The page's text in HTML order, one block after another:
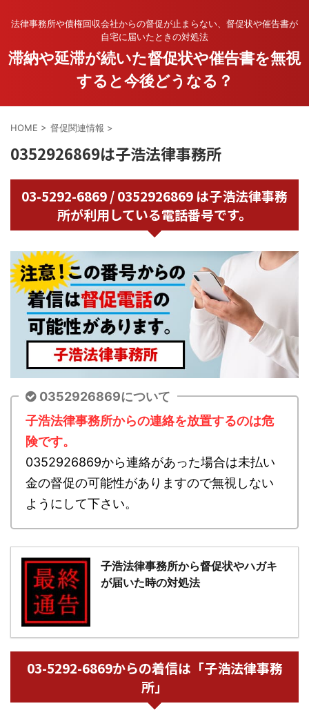
法律事務所や債権回収会社からの督促が止まらない、督促状や催告書が
自宅に届いたときの対処法
滞納や延滞が続いた督促状や催告書を無視
すると今後どうなる？
HOME > 督促関連情報 >
0352926869は子浩法律事務所
03-5292-6869 / 0352926869 は子浩法律事務
所が利用している電話番号です。
0352926869について
子浩法律事務所からの連絡を放置するのは危
険です。
0352926869から連絡があった場合は未払い
金の督促の可能性がありますので無視しない
ようにして下さい。
子浩法律事務所から督促状やハガキ
が届いた時の対処法
03-5292-6869からの着信は「子浩法律事務
所」